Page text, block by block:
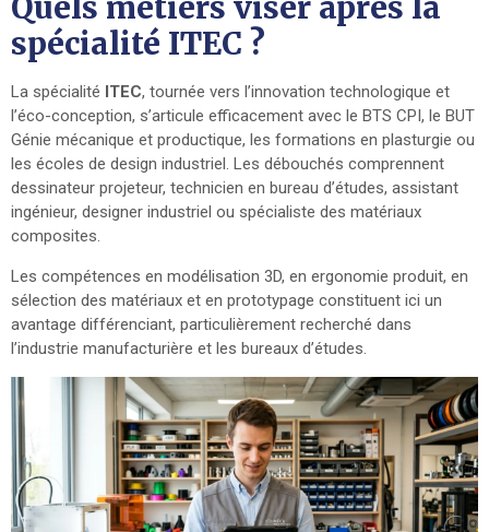
spécialité ITEC ?
La spécialité ITEC, tournée vers l’innovation technologique et
l’éco-conception, s’articule efficacement avec le BTS CPI, le BUT
Génie mécanique et productique, les formations en plasturgie ou
les écoles de design industriel. Les débouchés comprennent
dessinateur projeteur, technicien en bureau d’études, assistant
ingénieur, designer industriel ou spécialiste des matériaux
composites.
Les compétences en modélisation 3D, en ergonomie produit, en
sélection des matériaux et en prototypage constituent ici un
avantage différenciant, particulièrement recherché dans
l’industrie manufacturière et les bureaux d’études.